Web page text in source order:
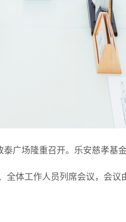
广场隆重召开。乐安慈孝基
全体工作人员列席会议，会议